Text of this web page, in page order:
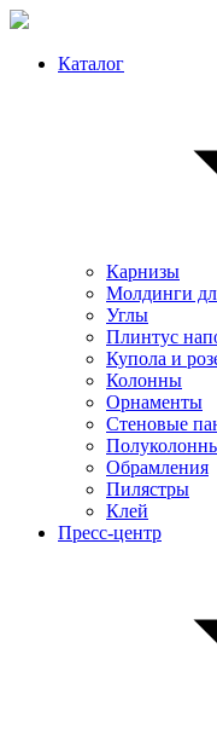
Каталог
Карнизы
Молдинги
Углы
Плинтус
Купола и
Колонны
Орнаменты
Стеновые
Обрамления
Пилястры
Клей
Пресс-центр